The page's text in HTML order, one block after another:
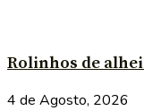
Rolinhos de
4 de Agosto, 2026